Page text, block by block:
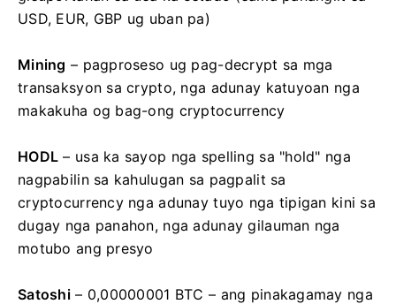
USD, EUR, GBP ug uban pa)
Mining – pagproseso ug pag-decrypt sa mga
transaksyon sa crypto, nga adunay katuyoan nga
makakuha og bag-ong cryptocurrency
HODL – usa ka sayop nga spelling sa "hold" nga
nagpabilin sa kahulugan sa pagpalit sa
cryptocurrency nga adunay tuyo nga tipigan kini sa
dugay nga panahon, nga adunay gilauman nga
motubo ang presyo
Satoshi– 0,00000001 BTC – ang pinakagamay nga